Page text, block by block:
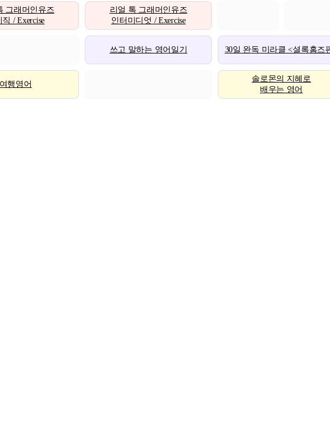
그래머인유즈
/ Exercise
리얼 톡 그래머인유즈
인터미디엇 / Exercise
쓰고 말하는 영어일기 30일 완독 미라클 <셜록홈즈
행영어
솔로몬의 지혜로
배우는 영어